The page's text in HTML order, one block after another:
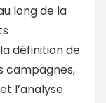
long de la
définition de
campagnes,
l’analyse